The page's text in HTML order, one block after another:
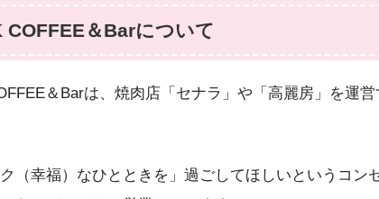
COFFEE＆Barについて
＆Barは、焼肉店「セナラ」や「高麗房」を運
ク（幸福）なひとときを」過ごしてほしいというコン